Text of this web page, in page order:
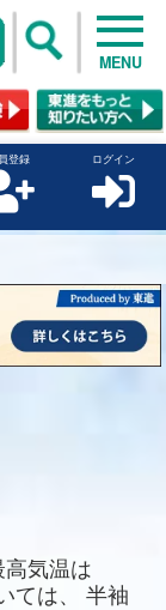
MENU
登録 ログイン
高気温は
ては、
半袖